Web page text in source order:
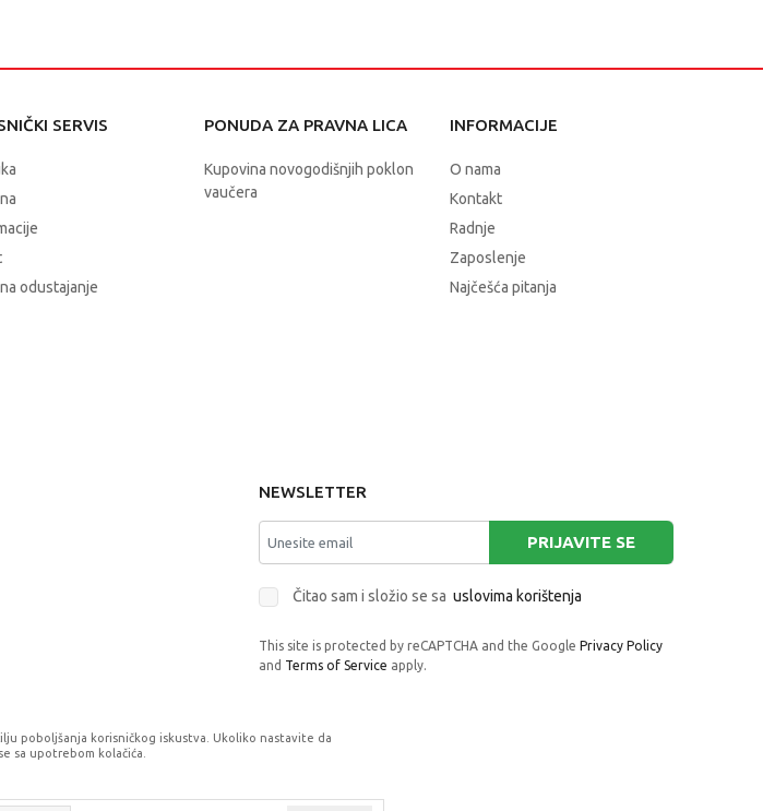
SERVIS
odustajanje
PONUDA ZA PRAVNA LICA
Kupovina novogodišnjih poklon
vaučera
INFORMACIJE
O nama
Kontakt
Radnje
Zaposlenje
Najčešća pitanja
NEWSLETTER
PRIJAVITE SE
Čitao sam i složio se sa uslovima korištenja
This site is protected by reCAPTCHA and the Google Privacy Policy
and Terms of Service apply.
poboljšanja korisničkog iskustva. Ukoliko nastavite da
sa upotrebom kolačića.